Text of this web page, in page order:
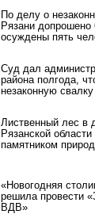
По делу о
Рязани допрошено
осуждены пять
Суд дал
района полгода,
незаконную свалку
Лиственный лес в
Рязанской
памятником
«Новогодняя
решила провести
ВДВ»